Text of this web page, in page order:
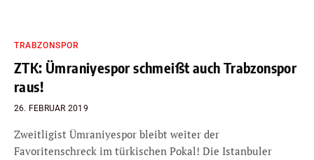
TRABZONSPOR
ZTK: Ümraniyespor schmeißt auch Trabzonspor
raus!
26. FEBRUAR 2019
Zweitligist Ümraniyespor bleibt weiter der
Favoritenschreck im türkischen Pokal! Die Istanbuler